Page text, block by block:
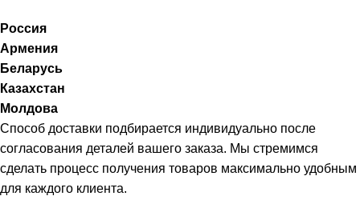
Россия
Армения
Беларусь
Казахстан
Молдова
Способ доставки подбирается индивидуально после
согласования деталей вашего заказа. Мы стремимся
сделать процесс получения товаров максимально удобным
для каждого клиента.